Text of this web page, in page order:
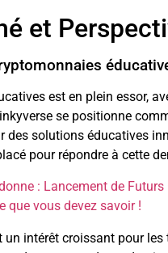
et
est en plein essor,
se positionne
des solutions éducatives
pour répondre à cette
: Lancement de
que vous devez savoir !
intérêt croissant pour